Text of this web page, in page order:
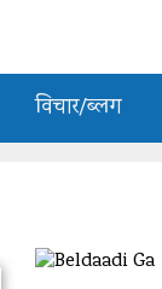
विचार/ब्लग